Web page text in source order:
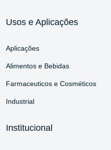
Usos e Aplicações
Aplicações
Alimentos e Bebidas
Farmaceuticos e Cosméticos
Industrial
Institucional